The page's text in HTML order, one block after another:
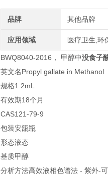
品牌 其他品牌
应用领域 医疗卫生,环
BWQ8040-2016， 甲醇中没食子
英文名Propyl gallate in Methanol
规格1.2mL
有效期18个月
CAS121-79-9
包装安瓿瓶
形态液态
基质甲醇
分析方法高效液相色谱法 - 紫外-